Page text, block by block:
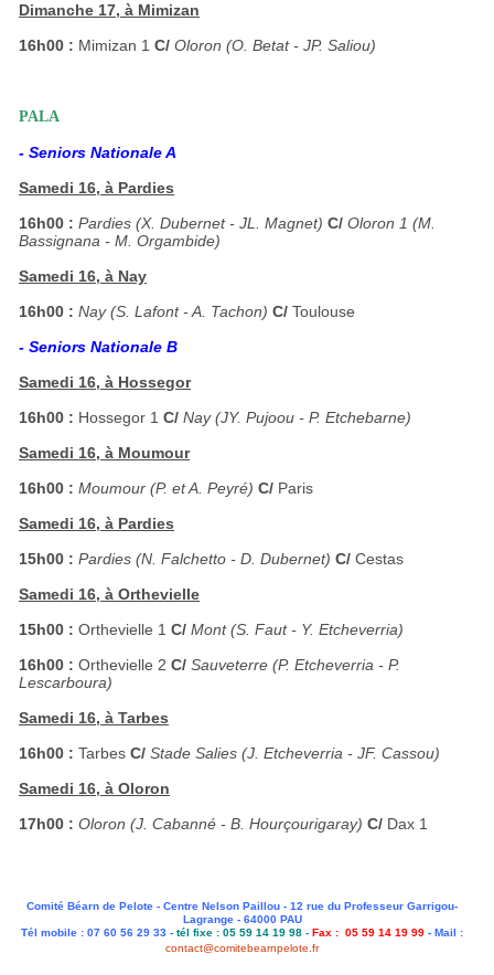
Dimanche 17, à Mimizan
16h00 : Mimizan 1 C/Oloron (O. Betat - JP. Saliou)
PALA
- Seniors Nationale A
Samedi 16, à Pardies
16h00 :Pardies (X. Dubernet - JL. Magnet) C/ Oloron 1 (M.
Bassignana - M. Orgambide)
Samedi 16, à Nay
16h00 : Nay (S. Lafont - A. Tachon) C/Toulouse
- Seniors Nationale B
Samedi 16, à Hossegor
16h00 : Hossegor 1C/ Nay (JY. Pujoou - P. Etchebarne)
Samedi 16, à Moumour
16h00 : Moumour (P. et A. Peyré) C/ Paris
Samedi 16, à Pardies
15h00 :Pardies (N. Falchetto - D. Dubernet) C/ Cestas
Samedi 16, à Orthevielle
15h00 : Orthevielle 1C/ Mont (S. Faut - Y. Etcheverria)
16h00 : Orthevielle 2C/ Sauveterre (P. Etcheverria - P.
Lescarboura)
Samedi 16, à Tarbes
16h00 : TarbesC/Stade Salies (J. Etcheverria - JF. Cassou)
Samedi 16, à Oloron
17h00 : Oloron (J. Cabanné - B. Hourçourigaray) C/ Dax 1
Comité Béarn de Pelote - Centre Nelson Paillou - 12 rue du Professeur Garrigou-
Lagrange - 64000 PAU
Tél mobile : 07 60 56 29 33 - tél fixe : 05 59 14 19 98 - Fax : 05 59 14 19 99 - Mail :
contact@comitebearnpelote.fr